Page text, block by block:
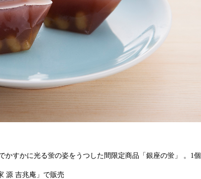
かすかに光る蛍の姿をうつした間限定商品「銀座の蛍」 。1個
源 吉兆庵」で販売